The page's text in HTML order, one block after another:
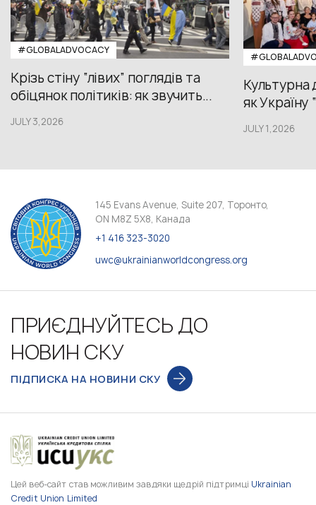
#GLOBALADVOCACY
Крізь стіну “лівих” поглядів та
обіцянок політиків: як звучить...
JULY 3,2026
Культурна
як
JULY 1,2026
145 Evans Avenue, Suite 207, Торонто,
ON M8Z 5X8, Канада
+1 416 323-3020
uwc@ukrainianworldcongress.org
ПРИЄДНУЙТЕСЬ ДО
НОВИН СКУ
ПІДПИСКА НА НОВИНИ СКУ
Цей веб-сайт став можливим завдяки щедрій підтримці Ukrainian
Credit Union Limited